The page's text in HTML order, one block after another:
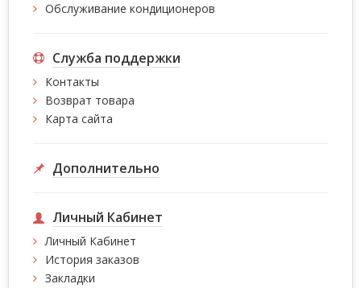
Обслуживание кондиционеров
Служба поддержки
Контакты
Возврат товара
Карта сайта
Дополнительно
Личный Кабинет
Личный Кабинет
История заказов
Закладки